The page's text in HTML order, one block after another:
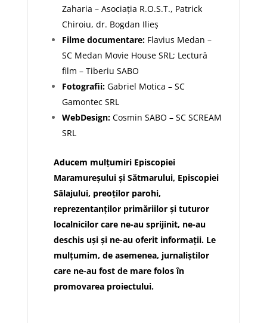
Zaharia – Asociația R.O.S.T., Patrick
Chiroiu, dr. Bogdan Ilieș
Filme documentare:Flavius Medan –
SC Medan Movie House SRL; Lectură
film – Tiberiu SABO
Fotografii:Gabriel Motica – SC
Gamontec SRL
WebDesign: Cosmin SABO – SC SCREAM
SRL
Aducem mulțumiri Episcopiei
Maramureșului și Sătmarului, Episcopiei
Sălajului, preoților parohi,
reprezentanților primăriilor și tuturor
localnicilor care ne-au sprijinit, ne-au
deschis uși și ne-au oferit informații. Le
mulțumim, de asemenea, jurnaliștilor
care ne-au fost de mare folos în
promovarea proiectului.